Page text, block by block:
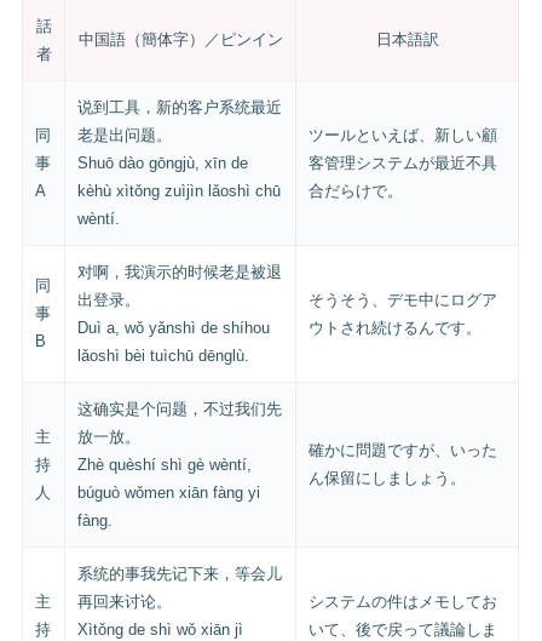
話
者
中国語（簡体字）／ピンイン 日本語訳
同
事
A
说到工具，新的客户系统最近
老是出问题。
Shuō dào gōngjù, xīn de
kèhù xìtǒng zuìjìn lǎoshì chū
wèntí.
ツールといえば、新しい顧
客管理システムが最近不具
合だらけで。
同
事
B
对啊，我演示的时候老是被退
出登录。
Duì a, wǒ yǎnshì de shíhou
lǎoshì bèi tuìchū dēnglù.
そうそう、デモ中にログア
ウトされ続けるんです。
主
持
人
这确实是个问题，不过我们先
放一放。
Zhè quèshí shì gè wèntí,
búguò wǒmen xiān fàng yi
fàng.
確かに問題ですが、いった
ん保留にしましょう。
主
持
系统的事我先记下来，等会儿
再回来讨论。
Xìtǒng de shì wǒ xiān jì
システムの件はメモしてお
いて、後で戻って議論しま